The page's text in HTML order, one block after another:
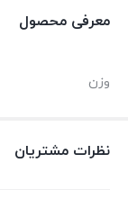
معرفی محصول
وزن
نظرات مشتریان